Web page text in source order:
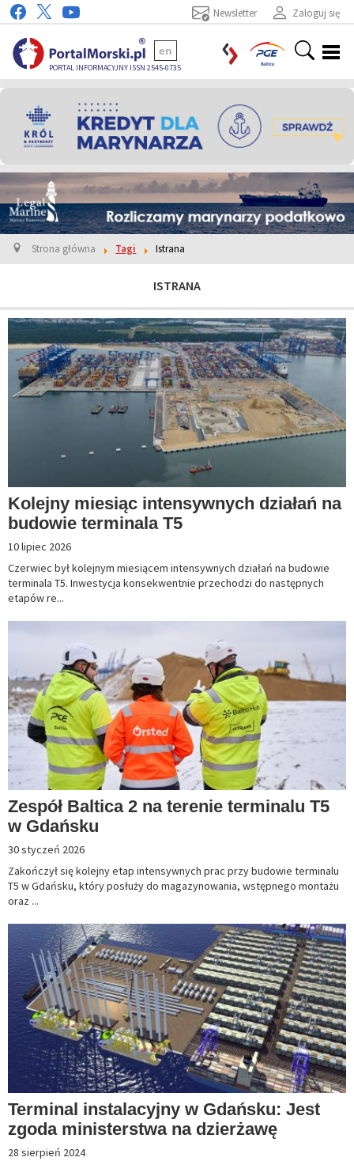
Zaloguj się
Newsletter
PORTAL INFORMACYJNY ISSN 2545-0735
en
Strona główna Tagi Istrana
ISTRANA
Kolejny miesiąc intensywnych działań na
budowie terminala T5
10 lipiec 2026
Czerwiec był kolejnym miesiącem intensywnych działań na budowie
terminala T5. Inwestycja konsekwentnie przechodzi do następnych
etapów re...
Zespół Baltica 2 na terenie terminalu T5
w Gdańsku
30 styczeń 2026
Zakończył się kolejny etap intensywnych prac przy budowie terminalu
T5 w Gdańsku, który posłuży do magazynowania, wstępnego montażu
oraz ...
Terminal instalacyjny w Gdańsku: Jest
zgoda ministerstwa na dzierżawę
28 sierpień 2024